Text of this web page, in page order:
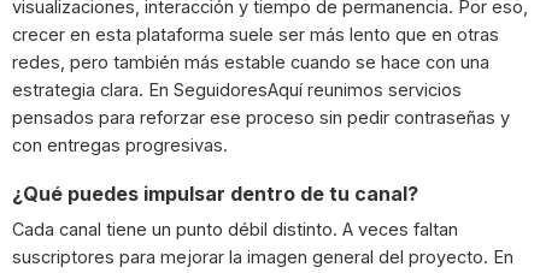
visualizaciones, interacción y tiempo de permanencia. Por eso,
crecer en esta plataforma suele ser más lento que en otras
redes, pero también más estable cuando se hace con una
estrategia clara. En SeguidoresAquí reunimos servicios
pensados para reforzar ese proceso sin pedir contraseñas y
con entregas progresivas.
¿Qué puedes impulsar dentro de tu canal?
Cada canal tiene un punto débil distinto. A veces faltan
suscriptores para mejorar la imagen general del proyecto. En